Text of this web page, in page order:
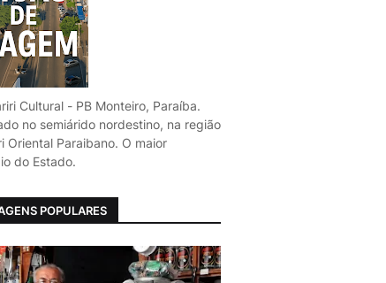
Cultural - PB Monteiro, Paraíba.
no semiárido nordestino, na região
Oriental Paraibano. O maior
do Estado.
POPULARES